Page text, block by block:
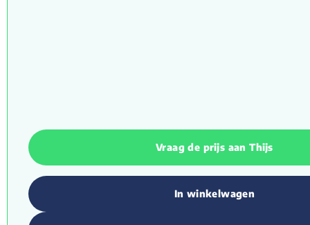
Vraag de prijs aan Thijs
In winkelwagen